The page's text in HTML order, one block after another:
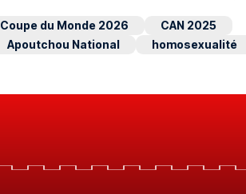
Coupe du Monde 2026
CAN 2025
Apoutchou National homosexualité